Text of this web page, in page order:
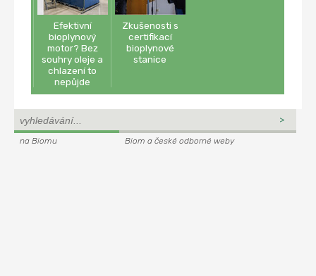
Efektivní
bioplynový
motor? Bez
souhry oleje a
chlazení to
nepůjde
Zkušenosti s
certifikací
bioplynové
stanice
na Biomu Biom a české odborné weby